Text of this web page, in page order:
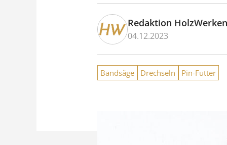
Redaktion HolzWerken
04.12.2023
Bandsäge Drechseln Pin-Futter